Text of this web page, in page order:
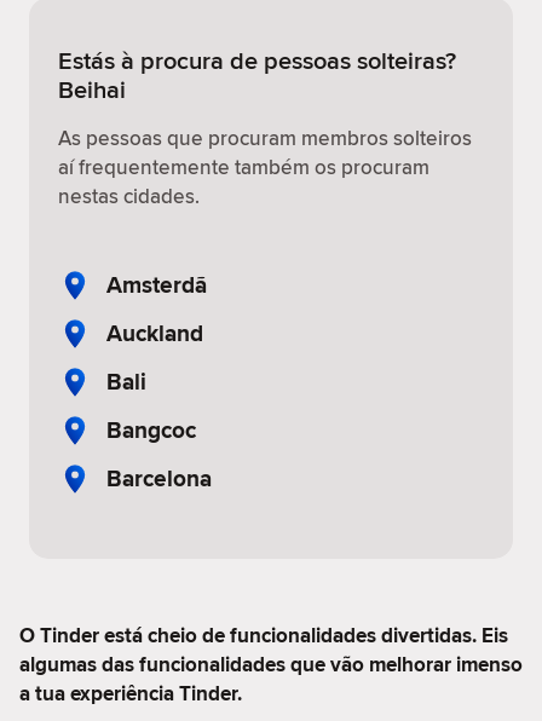
Estás à procura de pessoas solteiras?
Beihai
As pessoas que procuram membros solteiros
aí frequentemente também os procuram
nestas cidades.
Amsterdã
Auckland
Bali
Bangcoc
Barcelona
O Tinder está cheio de funcionalidades divertidas. Eis
algumas das funcionalidades que vão melhorar imenso
a tua experiência Tinder.